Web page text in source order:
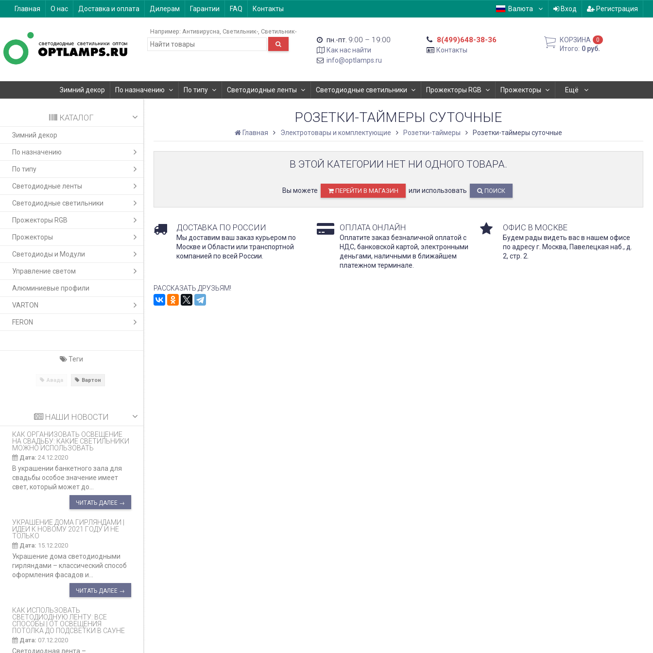
Главная О нас Доставка и оплата Дилерам Гарантии FAQ Контакты Валюта Вход Регистрация
Например: Антивирусна Светильник- Светильник-
пн.-пт. 9:00 – 19:00
Как нас найти
info@optlamps.ru
8(499)648-38-36
Контакты
КОРЗИНА 0
Итого: 0 руб.
Зимний декор По назначению По типу Светодиодные ленты Светодиодные светильники Прожекторы RGB Прожекторы Ещё
КАТАЛОГ
Зимний декор
По назначению
По типу
Светодиодные ленты
Светодиодные светильники
Прожекторы RGB
Прожекторы
Светодиоды и Модули
Управление светом
Алюминиевые профили
VARTON
FERON
Теги
Авада Вартон
НАШИ НОВОСТИ
КАК ОРГАНИЗОВАТЬ ОСВЕЩЕНИЕ
НА СВАДЬБУ: КАКИЕ СВЕТИЛЬНИКИ
МОЖНО ИСПОЛЬЗОВАТЬ
Дата: 24.12.2020
В украшении банкетного зала для
свадьбы особое значение имеет
свет, который может до...
ЧИТАТЬ ДАЛЕЕ →
УКРАШЕНИЕ ДОМА ГИРЛЯНДАМИ |
ИДЕИ К НОВОМУ 2021 ГОДУ И НЕ
ТОЛЬКО
Дата: 15.12.2020
Украшение дома светодиодными
гирляндами – классический способ
оформления фасадов и...
ЧИТАТЬ ДАЛЕЕ →
КАК ИСПОЛЬЗОВАТЬ
СВЕТОДИОДНУЮ ЛЕНТУ: ВСЕ
СПОСОБЫ | ОТ ОСВЕЩЕНИЯ
ПОТОЛКА ДО ПОДСВЕТКИ В САУНЕ
Дата: 07.12.2020
Светодиодная лента –
РОЗЕТКИ-ТАЙМЕРЫ СУТОЧНЫЕ
Главная Электротовары и комплектующие Розетки-таймеры Розетки-таймеры суточные
В ЭТОЙ КАТЕГОРИИ НЕТ НИ ОДНОГО ТОВАРА.
Вы можете ПЕРЕЙТИ В МАГАЗИН или использовать ПОИСК
ДОСТАВКА ПО РОССИИ
Мы доставим ваш заказ курьером по
Москве и Области или транспортной
компанией по всей России.
ОПЛАТА ОНЛАЙН
Оплатите заказ безналичной оплатой с
НДС, банковской картой, электронными
деньгами, наличными в ближайшем
платежном терминале.
ОФИС В МОСКВЕ
Будем рады видеть вас в нашем офисе
по адресу г. Москва, Павелецкая наб., д.
2, стр. 2.
РАССКАЗАТЬ ДРУЗЬЯМ!